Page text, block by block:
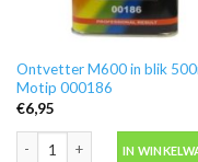
Ontvetter M600 in blik
Motip 000186
€6,95
IN